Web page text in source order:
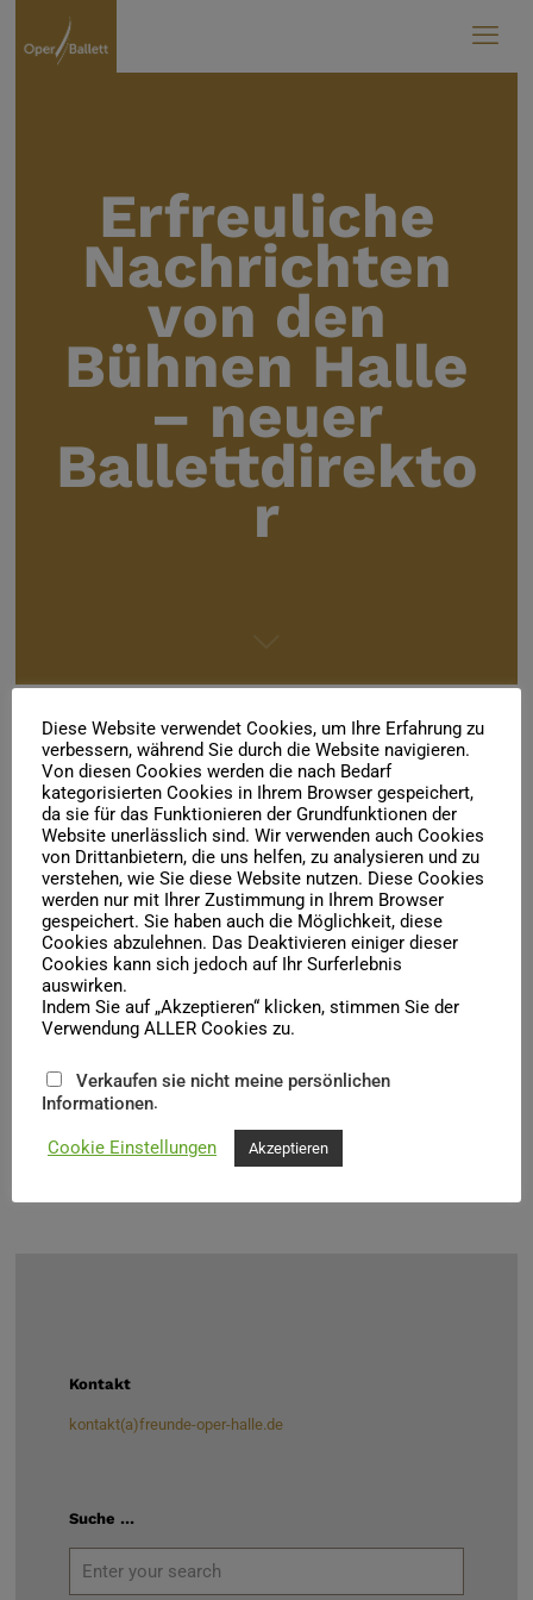
Erfreuliche
Nachrichten
von den
Bühnen Halle
– neuer
Ballettdirekto
r
Unser neuer Ballettdirektor ist der "Alte" Künstlerischer Leiter
Ballett
Anbei diePressemitteilungzur Ernennung von Michal Sedlacek
zum Direktor des Balletts Halle (Saale).
Die Mitglieder der Gesellschaft der Freunde der Oper und des
Balletts freuen sich über diese Ernennung und wünschen
nächsten Projekten, die alle spannend erwarten.
Kontakt
kontakt(a)freunde-oper-halle.de
Suche …
Diese Website verwendet Cookies, um Ihre Erfahrung zu
verbessern, während Sie durch die Website navigieren.
Von diesen Cookies werden die nach Bedarf
kategorisierten Cookies in Ihrem Browser gespeichert,
da sie für das Funktionieren der Grundfunktionen der
Website unerlässlich sind. Wir verwenden auch Cookies
von Drittanbietern, die uns helfen, zu analysieren und zu
verstehen, wie Sie diese Website nutzen. Diese Cookies
werden nur mit Ihrer Zustimmung in Ihrem Browser
gespeichert. Sie haben auch die Möglichkeit, diese
Cookies abzulehnen. Das Deaktivieren einiger dieser
Cookies kann sich jedoch auf Ihr Surferlebnis
auswirken.
Indem Sie auf „Akzeptieren“ klicken, stimmen Sie der
Verwendung ALLER Cookies zu.
Verkaufen sie nicht meine persönlichen
Informationen.
Cookie Einstellungen Akzeptieren